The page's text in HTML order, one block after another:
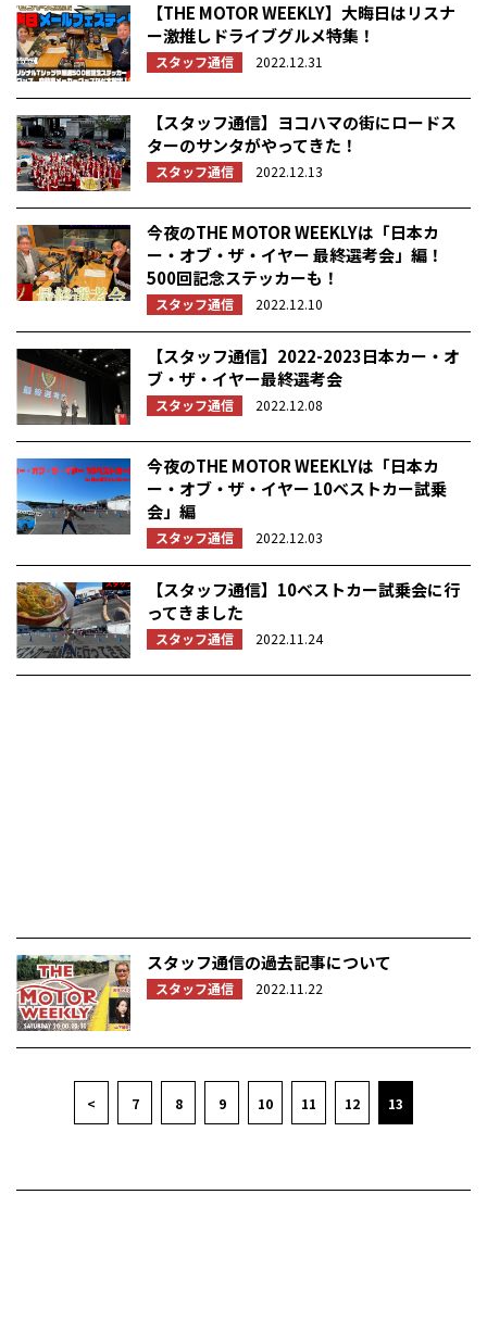
【THE MOTOR WEEKLY】大晦日はリスナ
ー激推しドライブグルメ特集！
スタッフ通信 2022.12.31
【スタッフ通信】ヨコハマの街にロードス
ターのサンタがやってきた！
スタッフ通信 2022.12.13
今夜のTHE MOTOR WEEKLYは「日本カ
ー・オブ・ザ・イヤー 最終選考会」編！
500回記念ステッカーも！
スタッフ通信 2022.12.10
【スタッフ通信】2022-2023日本カー・オ
ブ・ザ・イヤー最終選考会
スタッフ通信 2022.12.08
今夜のTHE MOTOR WEEKLYは「日本カ
ー・オブ・ザ・イヤー 10ベストカー試乗
会」編
スタッフ通信 2022.12.03
【スタッフ通信】10ベストカー試乗会に行
ってきました
スタッフ通信 2022.11.24
スタッフ通信の過去記事について
スタッフ通信 2022.11.22
< 7 8 9 10 11 12 13